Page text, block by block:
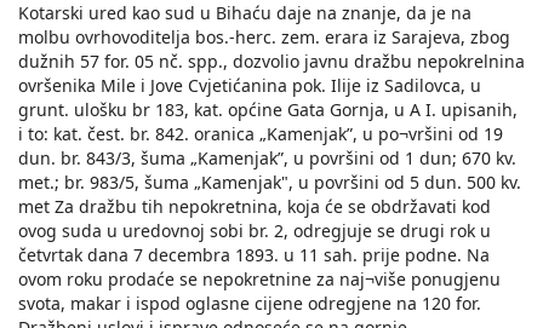
Kotarski ured kao sud u Bihaću daje na znanje, da je na
molbu ovrhovoditelja bos.-herc. zem. erara iz Sarajeva, zbog
dužnih 57 for. 05 nč. spp., dozvolio javnu dražbu nepokrelnina
ovršenika Mile i Jove Cvjetićanina pok. Ilije iz Sadilovca, u
grunt. ulošku br 183, kat. općine Gata Gornja, u A I. upisanih,
i to: kat. čest. br. 842. oranica „Kamenjak”, u po¬vršini od 19
dun. br. 843/3, šuma „Kamenjak”, u površini od 1 dun; 670 kv.
met.; br. 983/5, šuma „Kamenjak", u površini od 5 dun. 500 kv.
met Za dražbu tih nepokretnina, koja će se obdržavati kod
ovog suda u uredovnoj sobi br. 2, odregjuje se drugi rok u
četvrtak dana 7 decembra 1893. u 11 sah. prije podne. Na
ovom roku prodaće se nepokretnine za naj¬više ponugjenu
svota, makar i ispod oglasne cijene odregjene na 120 for.